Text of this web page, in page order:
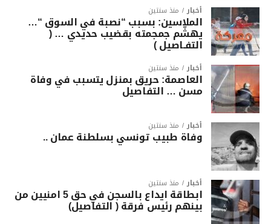
أخبار منذ سنتين
الملاسين: بسبب “نصبة في السوق “…
يهشّم جمجمته بقضيب حديدي … (
التفـاصيل )
أخبار منذ سنتين
العاصمة: حريق بمنزل يتسبب في وفاة
مسن … التفاصيل
أخبار منذ سنتين
وفاة طبيب تونسي بسلطنة عمان ..
أخبار منذ سنتين
ابطاقة ايداع بالسجن في حق 5 امنيين من
بينهم رئيس فرقة ( التفاصيل)